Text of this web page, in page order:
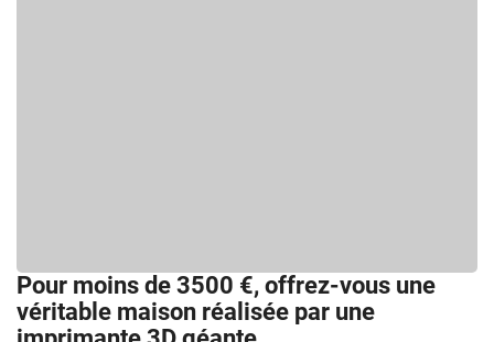
Pour moins de 3500 €, offrez-vous une
véritable maison réalisée par une